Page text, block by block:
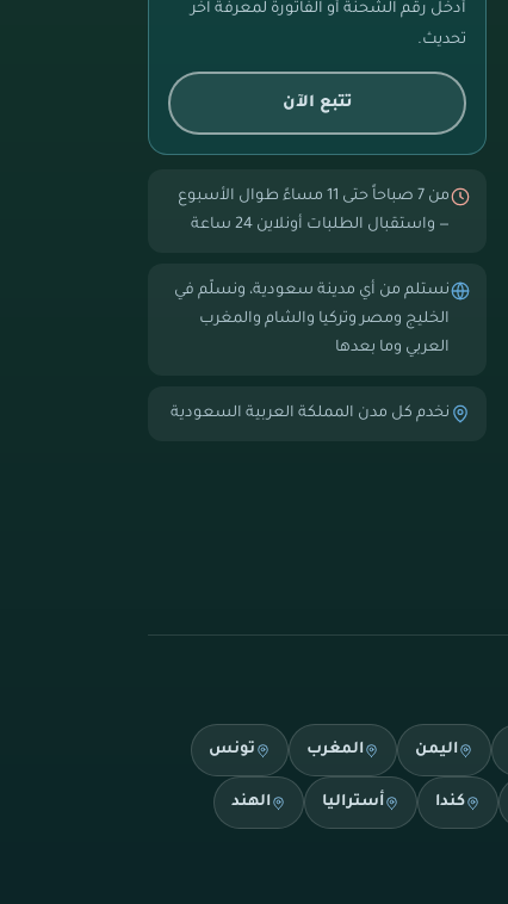
أدخل رقم الشحنة أو الفاتورة لمعرفة آخر
تحديث.
تتبع الآن
من 7 صباحاً حتى 11 مساءً طوال الأسبوع
— واستقبال الطلبات أونلاين 24 ساعة
نستلم من أي مدينة سعودية، ونسلّم في
الخليج ومصر وتركيا والشام والمغرب
العربي وما بعدها
نخدم كل مدن المملكة العربية السعودية
اليمن المغرب تونس
كندا أستراليا الهند